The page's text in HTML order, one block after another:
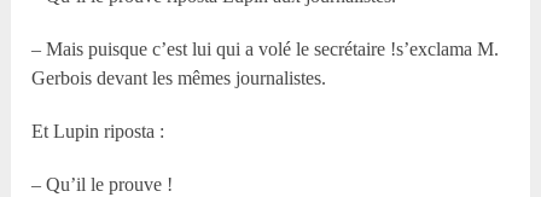
– Mais puisque c’est lui qui a volé le secrétaire !s’exclama M.
Gerbois devant les mêmes journalistes.
Et Lupin riposta :
– Qu’il le prouve !